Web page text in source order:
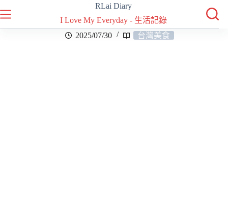
RLai Diary
I Love My Everyday - 生活記錄
2025/07/30
台灣美食